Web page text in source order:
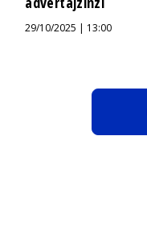
29/10/2025 | 13:00